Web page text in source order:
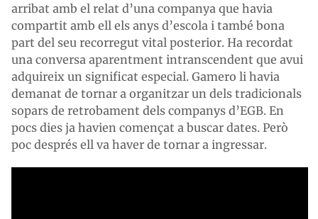
arribat amb el relat d’una companya que havia
compartit amb ell els anys d’escola i també bona
part del seu recorregut vital posterior. Ha recordat
una conversa aparentment intranscendent que avui
adquireix un significat especial. Gamero li havia
demanat de tornar a organitzar un dels tradicionals
sopars de retrobament dels companys d’EGB. En
pocs dies ja havien començat a buscar dates. Però
poc després ell va haver de tornar a ingressar.